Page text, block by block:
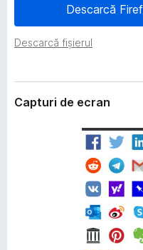
Descarcă
Descarcă fișierul
n
s
Capturi de ecran